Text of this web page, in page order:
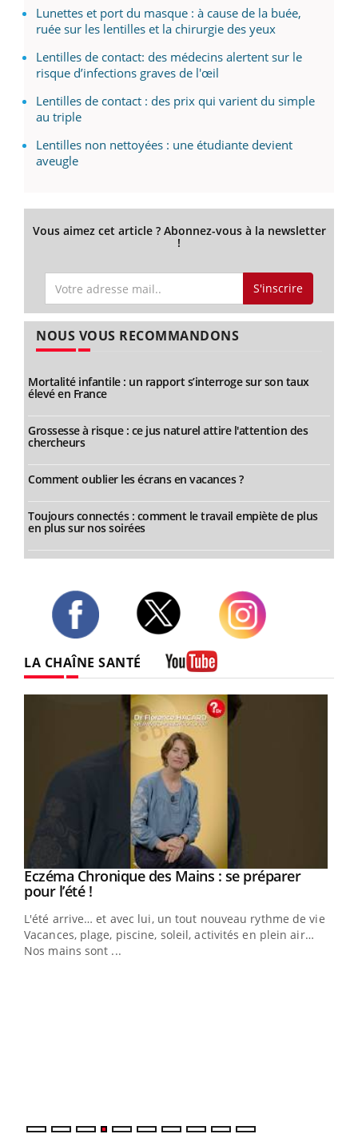
Lunettes et port du masque : à cause de la buée,
ruée sur les lentilles et la chirurgie des yeux
Lentilles de contact: des médecins alertent sur le
risque d’infections graves de l'œil
Lentilles de contact : des prix qui varient du simple
au triple
Lentilles non nettoyées : une étudiante devient
aveugle
Vous aimez cet article ? Abonnez-vous à la newsletter
!
S'inscrire
NOUS VOUS RECOMMANDONS
Mortalité infantile : un rapport s’interroge sur son taux
élevé en France
Grossesse à risque : ce jus naturel attire l'attention des
chercheurs
Comment oublier les écrans en vacances ?
Toujours connectés : comment le travail empiète de plus
en plus sur nos soirées
LA CHAÎNE SANTÉ
Youtube
Eczéma Chronique des Mains : se préparer
pour l’été !Youtube
L'été arrive… et avec lui, un tout nouveau rythme de vie !
Vacances, plage, piscine, soleil, activités en plein air…
Nos mains sont ...